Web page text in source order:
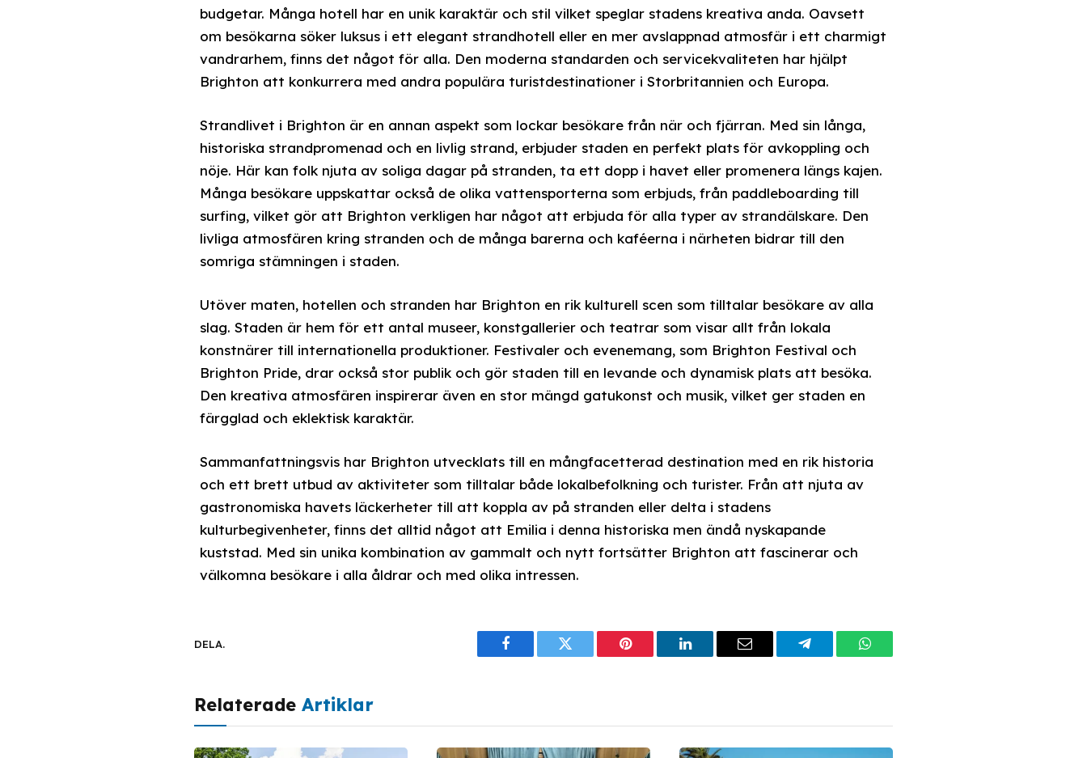
budgetar. Många hotell har en unik karaktär och stil vilket speglar stadens kreativa anda. Oavsett
om besökarna söker luksus i ett elegant strandhotell eller en mer avslappnad atmosfär i ett charmigt
vandrarhem, finns det något för alla. Den moderna standarden och servicekvaliteten har hjälpt
Brighton att konkurrera med andra populära turistdestinationer i Storbritannien och Europa.
Strandlivet i Brighton är en annan aspekt som lockar besökare från när och fjärran. Med sin långa,
historiska strandpromenad och en livlig strand, erbjuder staden en perfekt plats för avkoppling och
nöje. Här kan folk njuta av soliga dagar på stranden, ta ett dopp i havet eller promenera längs kajen.
Många besökare uppskattar också de olika vattensporterna som erbjuds, från paddleboarding till
surfing, vilket gör att Brighton verkligen har något att erbjuda för alla typer av strandälskare. Den
livliga atmosfären kring stranden och de många barerna och kaféerna i närheten bidrar till den
somriga stämningen i staden.
Utöver maten, hotellen och stranden har Brighton en rik kulturell scen som tilltalar besökare av alla
slag. Staden är hem för ett antal museer, konstgallerier och teatrar som visar allt från lokala
konstnärer till internationella produktioner. Festivaler och evenemang, som Brighton Festival och
Brighton Pride, drar också stor publik och gör staden till en levande och dynamisk plats att besöka.
Den kreativa atmosfären inspirerar även en stor mängd gatukonst och musik, vilket ger staden en
färgglad och eklektisk karaktär.
Sammanfattningsvis har Brighton utvecklats till en mångfacetterad destination med en rik historia
och ett brett utbud av aktiviteter som tilltalar både lokalbefolkning och turister. Från att njuta av
gastronomiska havets läckerheter till att koppla av på stranden eller delta i stadens
kulturbegivenheter, finns det alltid något att Emilia i denna historiska men ändå nyskapande
kuststad. Med sin unika kombination av gammalt och nytt fortsätter Brighton att fascinerar och
välkomna besökare i alla åldrar och med olika intressen.
DELA.
FacebookTwitter PinterestLinkedInEmail TelegramWhatsApp
Relaterade Artiklar